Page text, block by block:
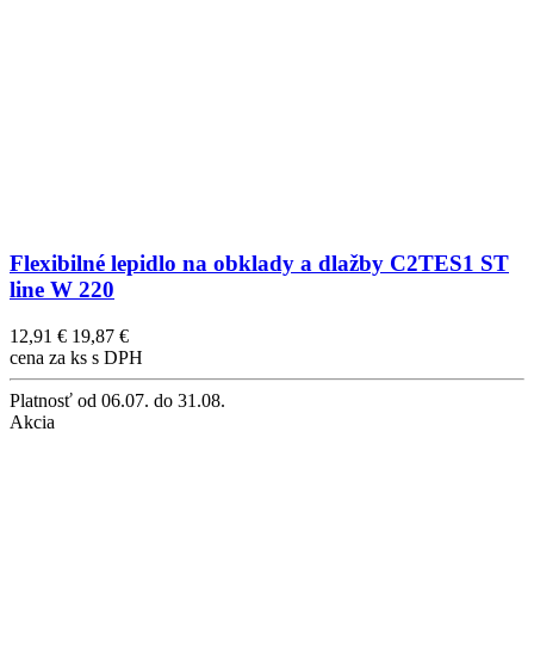
Flexibilné lepidlo na obklady a dlažby C2TES1 ST
line W 220
12,91 € 19,87 €
cena za ks s DPH
Platnosť od 06.07. do 31.08.
Akcia